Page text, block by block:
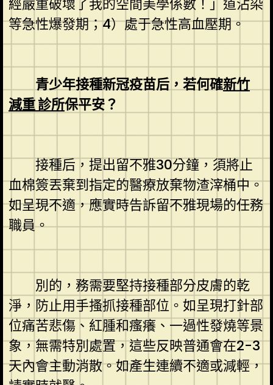
經嚴重破壞了我的空間美學係數！」道沾染
等急性爆發期；4）處于急性高血壓期。
青少年接種新冠疫苗后，若何確新竹
減重 診所保平安？
接種后，提出留不雅30分鐘，須將止
血棉簽丟棄到指定的醫療放棄物渣滓桶中。
如呈現不適，應實時告訴留不雅現場的任務
職員。
別的，務需要堅持接種部分皮膚的乾
淨，防止用手搔抓接種部位。如呈現打針部
位痛苦悲傷、紅腫和瘙癢、一過性發燒等景
象，無需特別處置，這些反映普通會在2-3
天內會主動消散。如產生連續不適或減輕，